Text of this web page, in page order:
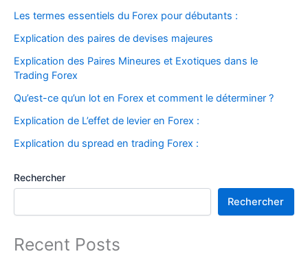
Les termes essentiels du Forex pour débutants :
Explication des paires de devises majeures
Explication des Paires Mineures et Exotiques dans le
Trading Forex
Qu’est-ce qu’un lot en Forex et comment le déterminer ?
Explication de L’effet de levier en Forex :
Explication du spread en trading Forex :
Rechercher
Rechercher
Recent Posts